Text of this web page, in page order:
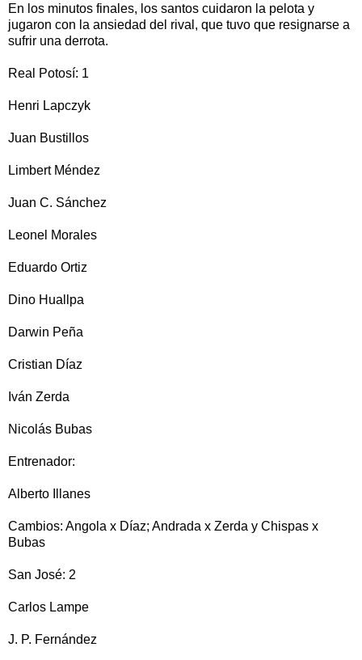
En los minutos finales, los santos cuidaron la pelota y
jugaron con la ansiedad del rival, que tuvo que resignarse a
sufrir una derrota.
Real Potosí: 1
Henri Lapczyk
Juan Bustillos
Limbert Méndez
Juan C. Sánchez
Leonel Morales
Eduardo Ortiz
Dino Huallpa
Darwin Peña
Cristian Díaz
Iván Zerda
Nicolás Bubas
Entrenador:
Alberto Illanes
Cambios: Angola x Díaz; Andrada x Zerda y Chispas x
Bubas
San José: 2
Carlos Lampe
J. P. Fernández